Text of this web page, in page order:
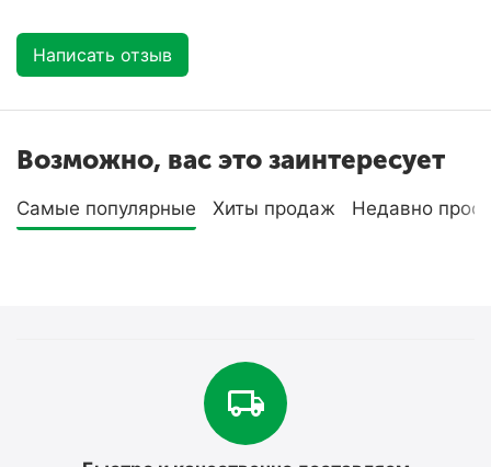
Написать отзыв
Возможно, вас это заинтересует
Самые популярные Хиты продаж Недавно